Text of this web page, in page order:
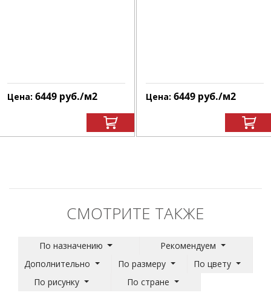
Цена: 6449 руб./м2 Цена: 6449 руб./м2
СМОТРИТЕ ТАКЖЕ
По назначению
Рекомендуем
Дополнительно
По размеру
По цвету
По рисунку
По стране